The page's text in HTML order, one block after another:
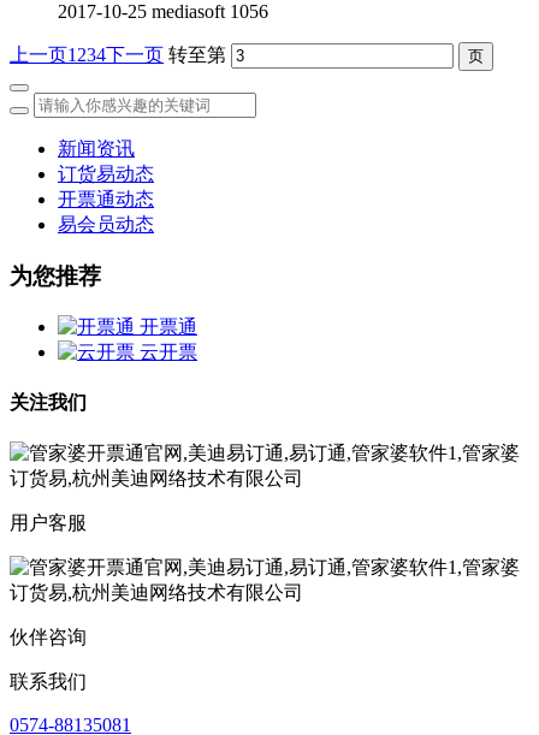
2017-10-25 mediasoft 1056
上一页1 234下一页 转至第
新闻资讯
订货易动态
开票通动态
易会员动态
为您推荐
开票通
云开票
关注我们
用户客服
伙伴咨询
联系我们
0574-88135081